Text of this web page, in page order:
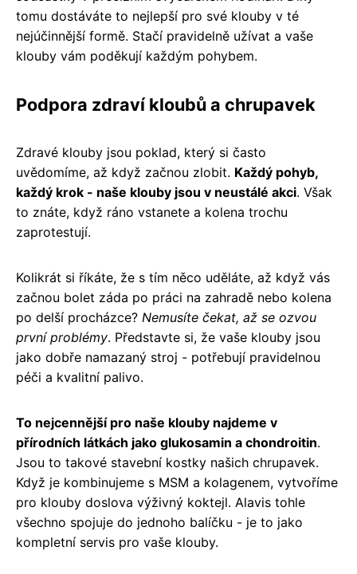
tomu dostáváte to nejlepší pro své klouby v té
nejúčinnější formě. Stačí pravidelně užívat a vaše
klouby vám poděkují každým pohybem.
Podpora zdraví kloubů a chrupavek
Zdravé klouby jsou poklad, který si často
uvědomíme, až když začnou zlobit. Každý pohyb,
každý krok - naše klouby jsou v neustálé akci. Však
to znáte, když ráno vstanete a kolena trochu
zaprotestují.
Kolikrát si říkáte, že s tím něco uděláte, až když vás
začnou bolet záda po práci na zahradě nebo kolena
po delší procházce? Nemusíte čekat, až se ozvou
první problémy. Představte si, že vaše klouby jsou
jako dobře namazaný stroj - potřebují pravidelnou
péči a kvalitní palivo.
To nejcennější pro naše klouby najdeme v
přírodních látkách jako glukosamin a chondroitin.
Jsou to takové stavební kostky našich chrupavek.
Když je kombinujeme s MSM a kolagenem, vytvoříme
pro klouby doslova výživný koktejl. Alavis tohle
všechno spojuje do jednoho balíčku - je to jako
kompletní servis pro vaše klouby.